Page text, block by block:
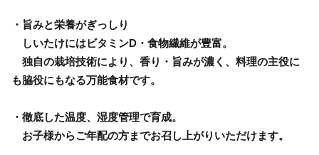
・旨みと栄養がぎっしり
しいたけにはビタミンD・食物繊維が豊富。
独自の栽培技術により、香り・旨みが濃く、料理の主役に
も脇役にもなる万能食材です。
・徹底した温度、湿度管理で育成。
お子様からご年配の方までお召し上がりいただけます。